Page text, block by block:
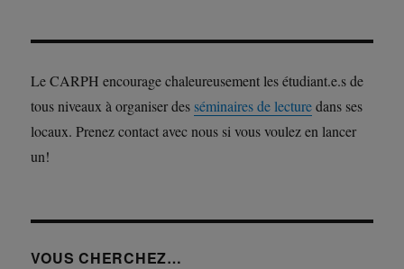
Le CARPH encourage chaleureusement les étudiant.e.s de
tous niveaux à organiser des séminaires de lecturedans ses
locaux. Prenez contact avec nous si vous voulez en lancer
un!
VOUS CHERCHEZ…